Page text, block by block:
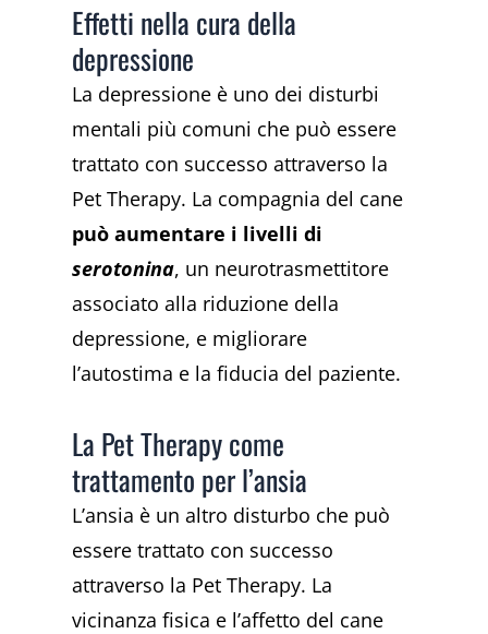
Effetti nella cura della
depressione
La depressione è uno dei disturbi
mentali più comuni che può essere
trattato con successo attraverso la
Pet Therapy. La compagnia del cane
può aumentare i livelli di
serotonina, un neurotrasmettitore
associato alla riduzione della
depressione, e migliorare
l’autostima e la fiducia del paziente.
La Pet Therapy come
trattamento per l’ansia
L’ansia è un altro disturbo che può
essere trattato con successo
attraverso la Pet Therapy. La
vicinanza fisica e l’affetto del cane